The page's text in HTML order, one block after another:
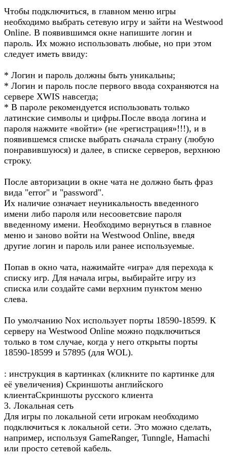
Чтобы подключиться, в главном меню игры
необходимо выбрать сетевую игру и зайти на Westwood
Online. В появившимся окне напишите логин и
пароль. Их можно использовать любые, но при этом
следует иметь ввиду:
* Логин и пароль должны быть уникальны;
* Логин и пароль после первого ввода сохраняются на
сервере XWIS навсегда;
* В пароле рекомендуется использовать только
латинские символы и цифры.После ввода логина и
пароля нажмите «войти» (не «регистрация»!!!), и в
появившемся списке выбрать сначала страну (любую
понравившуюся) и далее, в списке серверов, верхнюю
строку.
После авторизации в окне чата не должно быть фраз
вида "error" и "password".
Их наличие означает неуникальность введенного
имени либо пароля или несооветсвие пароля
введенному имени. Необходимо вернуться в главное
меню и заново войти на Westwood Online, введя
другие логин и пароль или ранее используемые.
Попав в окно чата, нажимайте «игра» для перехода к
списку игр. Для начала игры, выбирайте игру из
списка или создайте сами верхним пунктом меню
слева.
По умолчанию Nox использует порты 18590-18599. К
серверу на Westwood Online можно подключиться
только в том случае, когда у него открыты порты
18590-18599 и 57895 (для WOL).
: инструкция в картинках (кликните по картинке для
её увеличения) Скриншоты английского
клиентаСкриншоты русского клиента
3. Локальная сеть
Для игры по локальной сети игрокам необходимо
подключиться к локальной сети. Это можно сделать,
например, используя GameRanger, Tunngle, Hamachi
или просто сетевой кабель.